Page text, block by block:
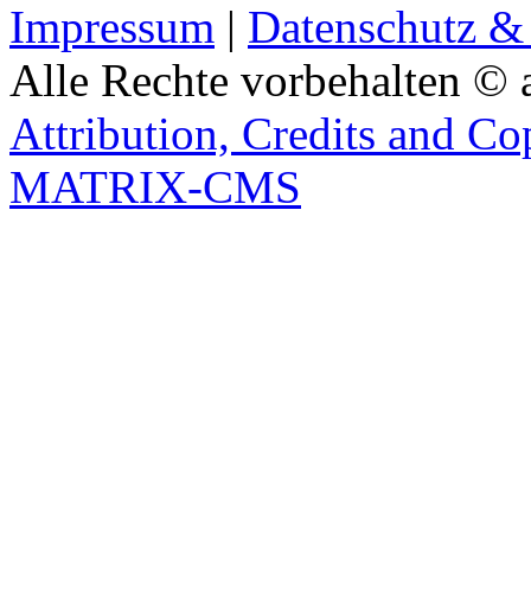
Impressum | Datenschutz
Alle Rechte vorbehalten ©
Attribution, Credits and
MATRIX-CMS